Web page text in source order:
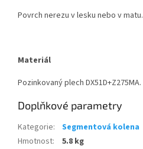
Povrch nerezu v lesku nebo v matu.
Materiál
Pozinkovaný plech DX51D+Z275MA.
Doplňkové parametry
Kategorie:
Segmentová kolena
Hmotnost:
5.8 kg